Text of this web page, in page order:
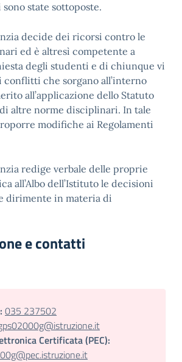
state sottoposte.
decide dei ricorsi contro le
ed è altresì competente a
degli studenti e di chiunque vi
conflitti che sorgano all’interno
all’applicazione dello Statuto
altre norme disciplinari. In tale
modifiche ai Regolamenti
redige verbale delle proprie
all’Albo dell’Istituto le decisioni
dirimente in materia di
e contatti
035 237502
Certificata (PEC):